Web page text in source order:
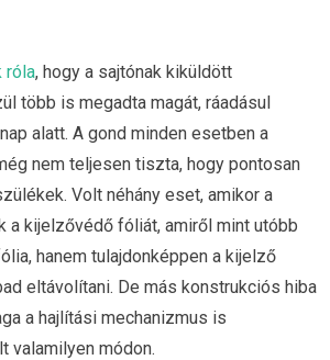
róla, hogy a sajtónak kiküldött
több is megadta magát, ráadásul
alatt. A gond minden esetben a
nem teljesen tiszta, hogy pontosan
Volt néhány eset, amikor a
kijelzővédő fóliát, amiről mint utóbb
hanem tulajdonképpen a kijelző
eltávolítani. De más konstrukciós hiba
a hajlítási mechanizmus is
valamilyen módon.